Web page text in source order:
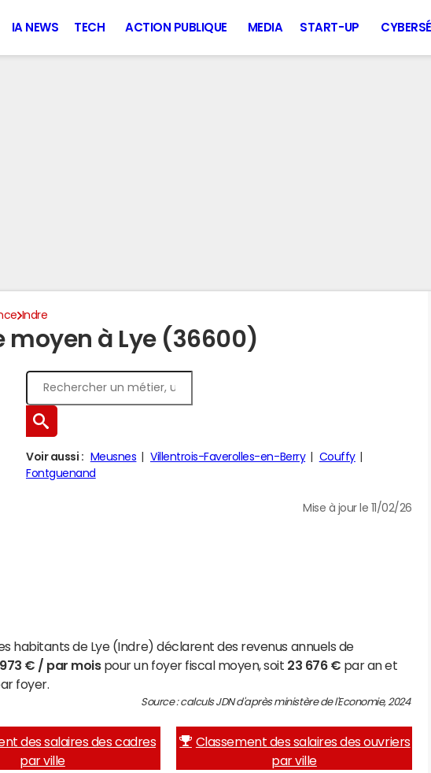
IA NEWS TECH ACTION PUBLIQUE MEDIA START-UP
Indre
moyen à Lye (36600)
Voir aussi : Meusnes Villentrois-Faverolles-en-Berry
Couffy
Fontguenand
Mise à jour le 11/02/26
habitants de Lye (Indre) déclarent des revenus annuels de
973 € / par moispour un foyer fiscal moyen, soit 23 676 € par an et
foyer.
Source : calculs JDN d'après ministère de l'Economie, 2024
des salaires des cadres
par ville
Classement des salaires des ouvriers
par ville